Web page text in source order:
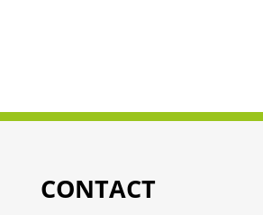
CONTACT